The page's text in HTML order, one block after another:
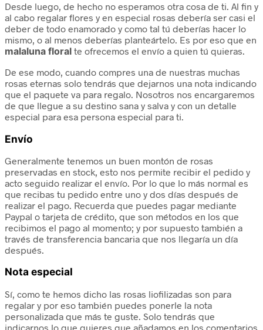
Desde luego, de hecho no esperamos otra cosa de ti. Al fin y
al cabo regalar flores y en especial rosas debería ser casi el
deber de todo enamorado y como tal tú deberías hacer lo
mismo, o al menos deberías planteártelo. Es por eso que en
malaluna floral te ofrecemos el envío a quien tú quieras.
De ese modo, cuando compres una de nuestras muchas
rosas eternas solo tendrás que dejarnos una nota indicando
que el paquete va para regalo. Nosotros nos encargaremos
de que llegue a su destino sana y salva y con un detalle
especial para esa persona especial para ti.
Envío
Generalmente tenemos un buen montón de rosas
preservadas en stock, esto nos permite recibir el pedido y
acto seguido realizar el envío. Por lo que lo más normal es
que recibas tu pedido entre uno y dos días después de
realizar el pago. Recuerda que puedes pagar mediante
Paypal o tarjeta de crédito, que son métodos en los que
recibimos el pago al momento; y por supuesto también a
través de transferencia bancaria que nos llegaría un día
después.
Nota especial
Sí, como te hemos dicho las rosas liofilizadas son para
regalar y por eso también puedes ponerle la nota
personalizada que más te guste. Solo tendrás que
indicarnos lo que quieres que añadamos en los comentarios